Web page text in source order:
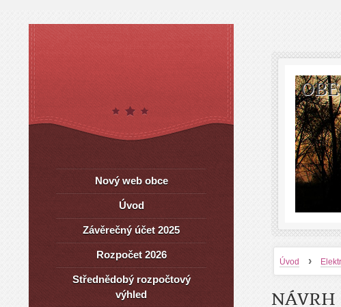
Úvod ›
NÁVRH
Nový web obce
Úvod
Závěrečný účet 2025
Rozpočet 2026
Střednědobý rozpočtový
výhled